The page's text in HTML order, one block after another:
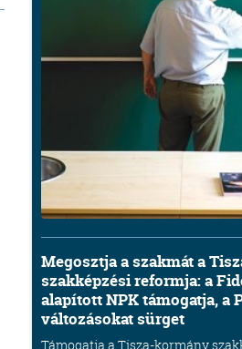
Megosztja a szakmát a
szakképzési reformja: a
alapított NPK támogatja, a
változásokat sürget
Támogatja a Tisza-kormány